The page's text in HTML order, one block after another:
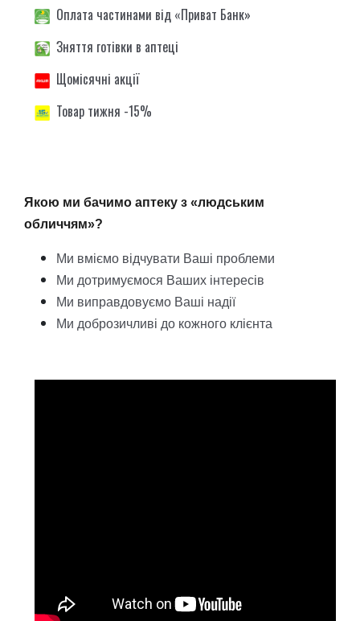
Оплата частинами від «Приват Банк»
Зняття готівки в аптеці
Щомісячні акції
Товар тижня -15%
Якою ми бачимо аптеку з «людським
обличчям»?
Ми вміємо відчувати Ваші проблеми
Ми дотримуємося Ваших інтересів
Ми виправдовуємо Ваші надії
Ми доброзичливі до кожного клієнта